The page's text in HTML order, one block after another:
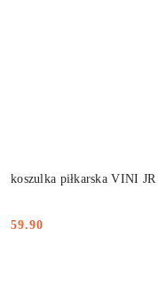
koszulka piłkarska VINI
Cena:
59.90